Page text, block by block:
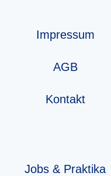
Impressum
AGB
Kontakt
Jobs & Praktika